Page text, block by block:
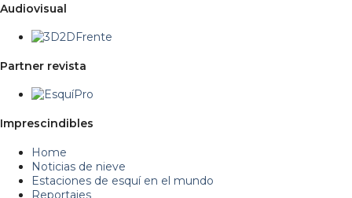
Audiovisual
Partner revista
Imprescindibles
Home
Noticias de nieve
Estaciones de esquí en el mundo
Reportajes